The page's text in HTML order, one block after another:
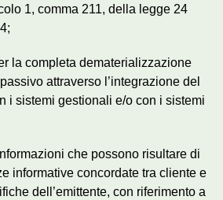
1, comma 211, della legge 24
la completa dematerializzazione
attraverso l’integrazione del
i sistemi gestionali e/o con i sistemi
che possono risultare di
informative concordate tra cliente e
dell’emittente, con riferimento a